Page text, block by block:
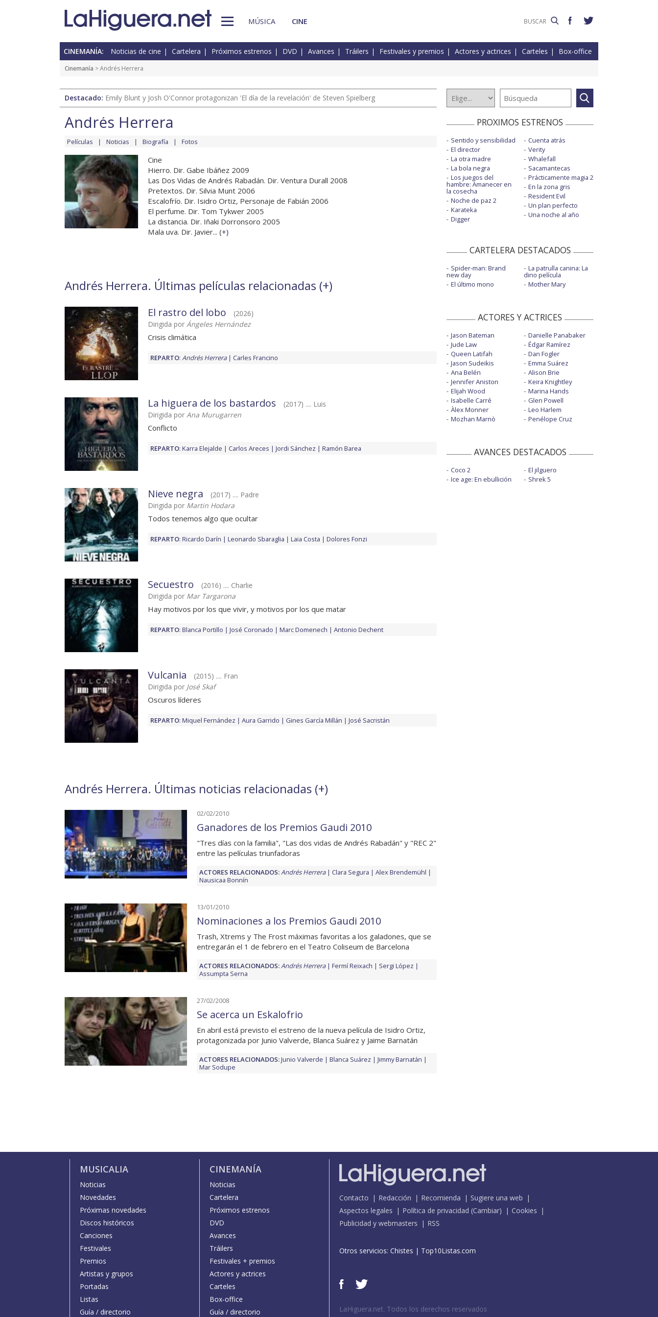
MÚSICA CINE
CINEMANÍA: Noticias de cine Cartelera Próximos estrenos DVD Avances Tráilers Festivales y premios Actores y actrices Carteles Box-office
Cinemanía > Andrés Herrera
Destacado: Emily Blunt y Josh O'Connor protagonizan 'El día de la revelación' de Steven Spielberg
Andrés Herrera
Películas Noticias Biografía Fotos
Cine
Hierro. Dir. Gabe Ibáñez 2009
Las Dos Vidas de Andrés Rabadán. Dir. Ventura Durall 2008
Pretextos. Dir. Silvia Munt 2006
Escalofrío. Dir. Isidro Ortiz, Personaje de Fabián 2006
El perfume. Dir. Tom Tykwer 2005
La distancia. Dir. Iñaki Dorronsoro 2005
Mala uva. Dir. Javier... (+)
Andrés Herrera. Últimas películas relacionadas (+)
El rastro del lobo
(2026)
Dirigida por Ángeles Hernández
Crisis climática
REPARTO: Andrés Herrera Carles Francino
La higuera de los bastardos
(2017) .... Luis
Dirigida por Ana Murugarren
Conflicto
REPARTO: Karra Elejalde Carlos Areces Jordi Sánchez Ramón Barea
Nieve negra
(2017) .... Padre
Dirigida por Martin Hodara
Todos tenemos algo que ocultar
REPARTO: Ricardo Darín Leonardo Sbaraglia Laia Costa Dolores Fonzi
Secuestro
(2016) .... Charlie
Dirigida por Mar Targarona
Hay motivos por los que vivir, y motivos por los que matar
REPARTO: Blanca Portillo José Coronado Marc Domenech Antonio Dechent
Vulcania
(2015) .... Fran
Dirigida por José Skaf
Oscuros líderes
REPARTO: Miquel Fernández Aura Garrido Gines García Millán José Sacristán
Andrés Herrera. Últimas noticias relacionadas (+)
02/02/2010
Ganadores de los Premios Gaudi 2010
"Tres días con la familia", "Las dos vidas de Andrés Rabadán" y "REC 2"
entre las películas triunfadoras
ACTORES RELACIONADOS:Andrés Herrera Clara Segura
Alex Brendemühl
Nausicaa Bonnín
13/01/2010
Nominaciones a los Premios Gaudi 2010
Trash, Xtrems y The Frost máximas favoritas a los galadones, que se
entregarán el 1 de febrero en el Teatro Coliseum de Barcelona
ACTORES RELACIONADOS:Andrés Herrera Fermí Reixach
Sergi López
Assumpta Serna
27/02/2008
Se acerca un Eskalofrio
En abril está previsto el estreno de la nueva película de Isidro Ortiz,
protagonizada por Junio Valverde, Blanca Suárez y Jaime Barnatán
ACTORES RELACIONADOS:Junio Valverde Blanca Suárez
Jimmy Barnatán
Mar Sodupe
PROXIMOS ESTRENOS
Sentido y sensibilidad
El director
La otra madre
La bola negra
Los juegos del
hambre: Amanecer en
la cosecha
Noche de paz 2
Karateka
Digger
Cuenta atrás
Verity
Whalefall
Sacamantecas
Prácticamente magia 2
En la zona gris
Resident Evil
Un plan perfecto
Una noche al año
CARTELERA DESTACADOS
Spider-man: Brand
new day
El último mono
La patrulla canina: La
dino película
Mother Mary
ACTORES Y ACTRICES
Jason Bateman
Jude Law
Queen Latifah
Jason Sudeikis
Ana Belén
Jennifer Aniston
Elijah Wood
Isabelle Carré
Àlex Monner
Mozhan Marnò
Danielle Panabaker
Édgar Ramírez
Dan Fogler
Emma Suárez
Alison Brie
Keira Knightley
Marina Hands
Glen Powell
Leo Harlem
Penélope Cruz
AVANCES DESTACADOS
Coco 2
Ice age: En ebullición
El jilguero
Shrek 5
MUSICALIA
Noticias
Novedades
Próximas novedades
Discos históricos
Canciones
Festivales
Premios
Artistas y grupos
Portadas
Listas
Guía / directorio
CINEMANÍA
Noticias
Cartelera
Próximos estrenos
DVD
Avances
Tráilers
Festivales + premios
Actores y actrices
Carteles
Box-office
Guía / directorio
Contacto Redacción Recomienda
Sugiere una web
Aspectos legales
Política de privacidad (Cambiar)
Cookies
Publicidad y webmasters
RSS
Otros servicios: Chistes | Top10Listas.com
LaHiguera.net. Todos los derechos reservados